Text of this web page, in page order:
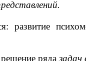
развитие
решение рядазадач